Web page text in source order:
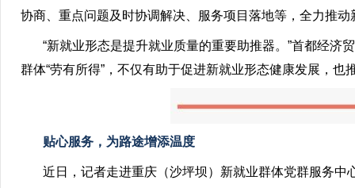
协商、重点问题及时协调解决、服务项目落地等，全力推
“新就业形态是提升就业质量的重要助推器。”首都经济
群体“劳有所得”，不仅有助于促进新就业形态健康发展，
贴心服务，为路途增添温度
近日，记者走进重庆（沙坪坝）新就业群体党群服务中